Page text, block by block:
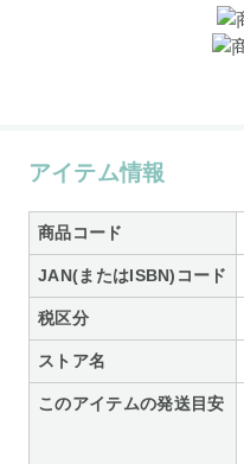
アイテム情報
商品コード
JAN(またはISBN)コード
税区分
ストア名
このアイテムの発送目安